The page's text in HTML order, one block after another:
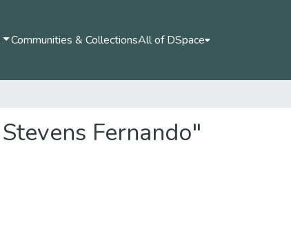
Communities & CollectionsAll of DSpace
Fernando"